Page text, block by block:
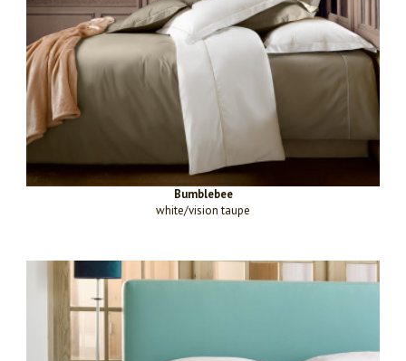
Bumblebee
white/vision taupe